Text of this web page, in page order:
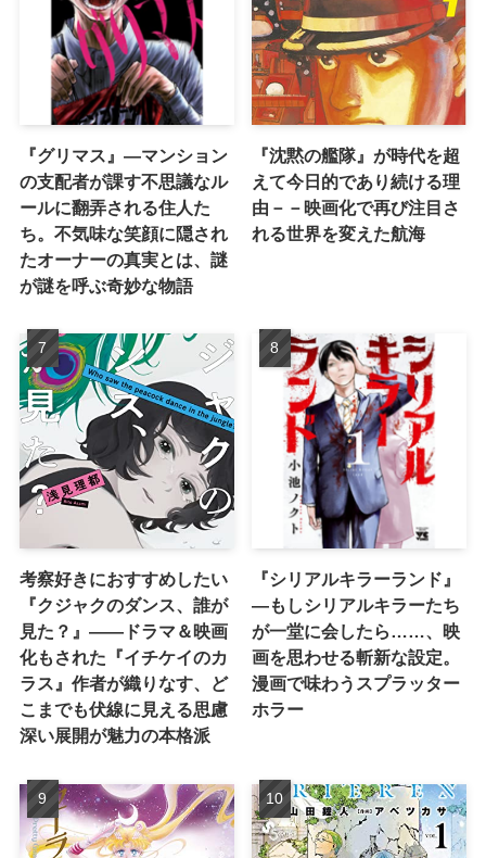
『グリマス』―マンション
の支配者が課す不思議なル
ールに翻弄される住人た
ち。不気味な笑顔に隠され
たオーナーの真実とは、謎
が謎を呼ぶ奇妙な物語
『沈黙の艦隊』が時代を超
えて今日的であり続ける理
由－－映画化で再び注目さ
れる世界を変えた航海
考察好きにおすすめしたい
『クジャクのダンス、誰が
見た？』――ドラマ＆映画
化もされた『イチケイのカ
ラス』作者が織りなす、ど
こまでも伏線に見える思慮
深い展開が魅力の本格派
『シリアルキラーランド』
―もしシリアルキラーたち
が一堂に会したら……、映
画を思わせる斬新な設定。
漫画で味わうスプラッター
ホラー